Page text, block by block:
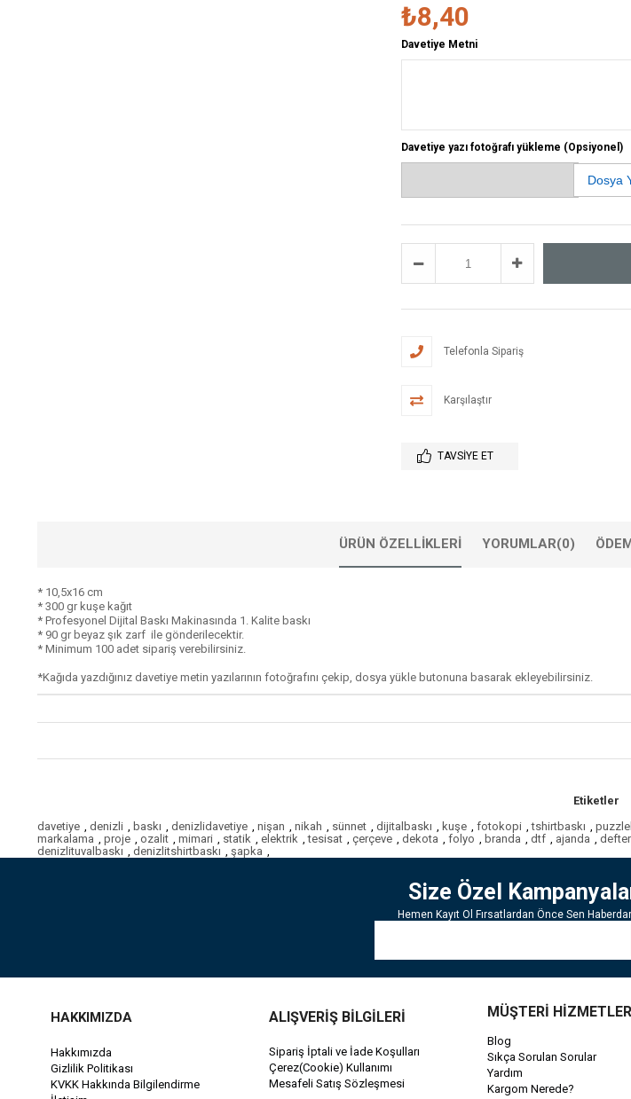
₺8,40
Davetiye Metni
Davetiye yazı fotoğrafı yükleme (Opsiyonel)
Dosya
Telefonla Sipariş
Karşılaştır
TAVSIYE ET
ÜRÜN ÖZELLIKLERI YORUMLAR(0)
* 10,5x16 cm
* 300 gr kuşe kağıt
* Profesyonel Dijital Baskı Makinasında 1. Kalite baskı
* 90 gr beyaz şık zarf ile gönderilecektir.
* Minimum 100 adet sipariş verebilirsiniz.
*Kağıda yazdığınız davetiye metin yazılarının fotoğrafını çekip, dosya yükle butonuna basarak ekleyebilirsiniz.
Etiketler
davetiye , denizli , baskı , denizlidavetiye , nişan , nikah , sünnet , dijitalbaskı , kuşe , fotokopi , tshirtbaskı ,
markalama , proje , ozalit , mimari , statik , elektrik , tesisat , çerçeve , dekota , folyo , branda , dtf , ajanda , defter
denizlituvalbaskı , denizlitshirtbaskı , şapka ,
Size Özel
Hemen Kayıt Ol Fırsatlardan Önce Sen
HAKKIMIZDA
Hakkımızda
Gizlilik Politikası
KVKK Hakkında Bilgilendirme
ALIŞVERİŞ BİLGİLERİ
Sipariş İptali ve İade Koşulları
Çerez(Cookie) Kullanımı
Mesafeli Satış Sözleşmesi
MÜŞTERİ
Blog
Sıkça Sorulan Sorular
Yardım
Kargom Nerede?